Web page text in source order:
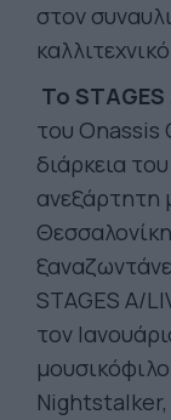
στον
Το STAGES
του Onassis
διάρκεια
ανεξάρτητη
STAGES A/
τον